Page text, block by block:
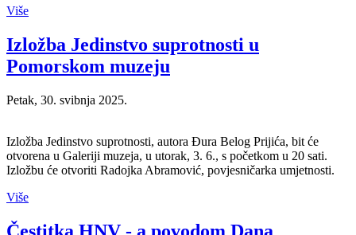
Više
Izložba Jedinstvo suprotnosti u
Pomorskom muzeju
Petak, 30. svibnja 2025.
Izložba Jedinstvo suprotnosti, autora Đura Belog Prijića, bit će
otvorena u Galeriji muzeja, u utorak, 3. 6., s početkom u 20 sati.
Izložbu će otvoriti Radojka Abramović, povjesničarka umjetnosti.
Više